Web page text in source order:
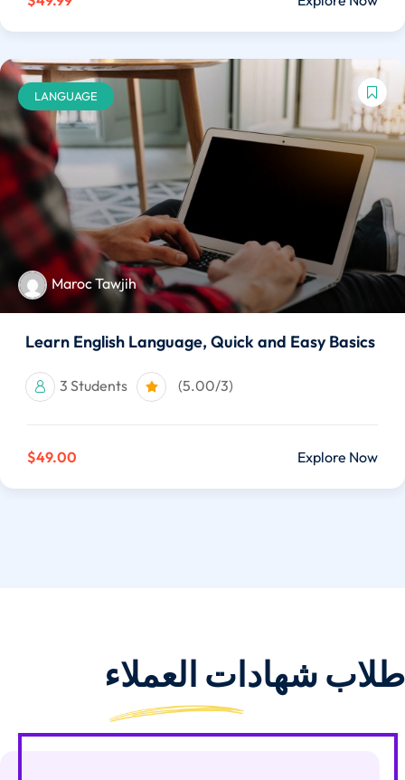
LANGUAGE
Maroc Tawjih
Learn English Language, Quick and Easy Basics
3 Students (5.00/3)
$49.00 Explore Now
طلاب شهادات العملاء